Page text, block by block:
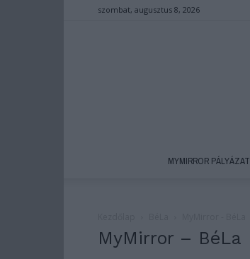
szombat, augusztus 8, 2026
MYMIRROR PÁLYÁZAT
MyMirror – BéLa